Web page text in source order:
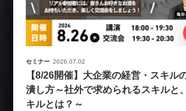
セミナー 2026.07.02
【8/26開催】大企業の経営・スキル
潰し方～社外で求められるスキルと
キルとは？～